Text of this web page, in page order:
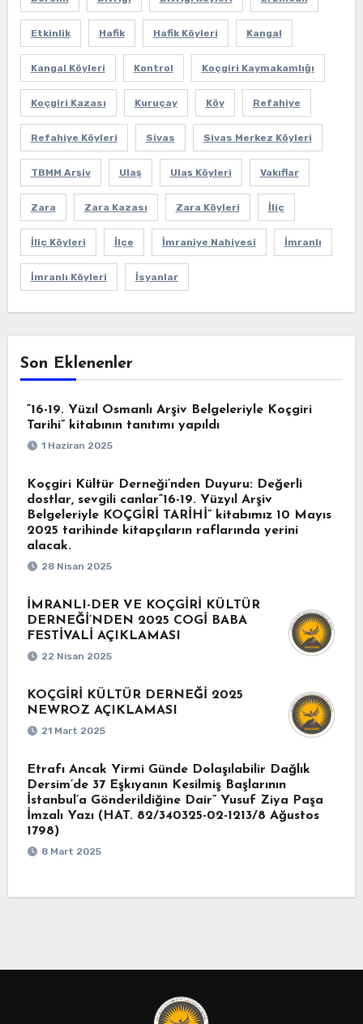
Etkinlik Hafik Hafik Köyleri Kangal
Kangal Köyleri Kontrol Koçgiri Kaymakamlığı
Koçgiri Kazası Kuruçay Köy Refahiye
Refahiye Köyleri Sivas Sivas Merkez Köyleri
TBMM Arşiv Ulaş Ulaş Köyleri Vakıflar
Zara Zara Kazası Zara Köyleri İliç
İliç Köyleri İlçe İmraniye Nahiyesi İmranlı
İmranlı Köyleri İsyanlar
Son Eklenenler
“16-19. Yüzıl Osmanlı Arşiv Belgeleriyle Koçgiri
Tarihi” kitabının tanıtımı yapıldı
1 Haziran 2025
Koçgiri Kültür Derneği’nden Duyuru: Değerli
dostlar, sevgili canlar“16-19. Yüzyıl Arşiv
Belgeleriyle KOÇGİRİ TARİHİ” kitabımız 10 Mayıs
2025 tarihinde kitapçıların raflarında yerini
alacak.
28 Nisan 2025
İMRANLI-DER VE KOÇGİRİ KÜLTÜR
DERNEĞİ’NDEN 2025 COGİ BABA
FESTİVALİ AÇIKLAMASI
22 Nisan 2025
KOÇGİRİ KÜLTÜR DERNEĞİ 2025
NEWROZ AÇIKLAMASI
21 Mart 2025
Etrafı Ancak Yirmi Günde Dolaşılabilir Dağlık
Dersim’de 37 Eşkıyanın Kesilmiş Başlarının
İstanbul’a Gönderildiğine Dair” Yusuf Ziya Paşa
İmzalı Yazı (HAT. 82/340325-02-1213/8 Ağustos
1798)
8 Mart 2025